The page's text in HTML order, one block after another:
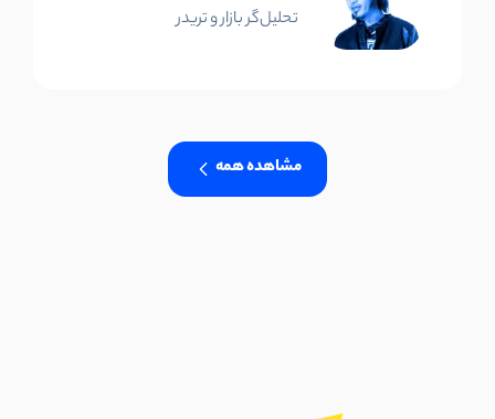
تحلیل‌گر بازار و تریدر
مشاهده همه